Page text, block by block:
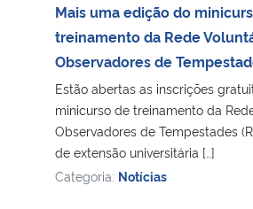
Mais uma edição do
treinamento da Rede
Observadores de
Estão abertas as inscrições
minicurso de treinamento da
Observadores de Tempestades
de extensão universitária […]
Categoria: Notícias